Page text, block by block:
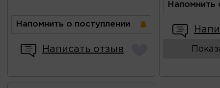
Напомнить о поступлении
Написать отзыв
Напомнить